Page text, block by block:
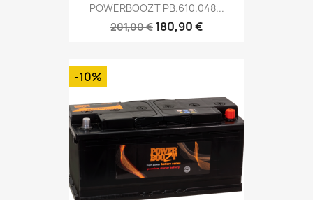
POWERBOOZT PB.610.048...
201,00 € 180,90 €
-10%